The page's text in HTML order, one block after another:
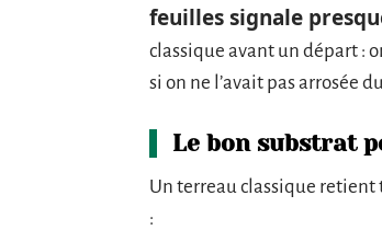
feuilles signale
classique avant un départ :
si on ne l’avait pas arrosée
Le bon substrat
Un terreau classique
: